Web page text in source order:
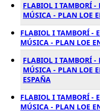
FLABIOL I TAMBORÍ -
MÚSICA - PLAN LOE
FLABIOL I TAMBORÍ -
MÚSICA - PLAN LOE
FLABIOL I TAMBORÍ -
MÚSICA - PLAN LOE
ESPAÑA
FLABIOL I TAMBORÍ -
MÚSICA - PLAN LOE